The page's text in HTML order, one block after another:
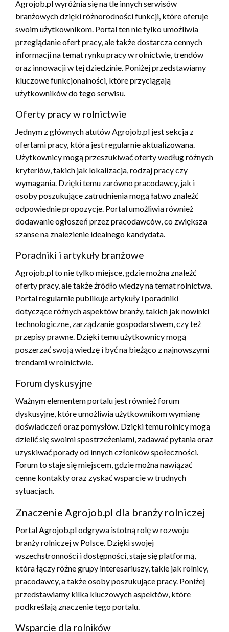
Agrojob.pl wyróżnia się na tle innych serwisów
branżowych dzięki różnorodności funkcji, które oferuje
swoim użytkownikom. Portal ten nie tylko umożliwia
przeglądanie ofert pracy, ale także dostarcza cennych
informacji na temat rynku pracy w rolnictwie, trendów
oraz innowacji w tej dziedzinie. Poniżej przedstawiamy
kluczowe funkcjonalności, które przyciągają
użytkowników do tego serwisu.
Oferty pracy w rolnictwie
Jednym z głównych atutów Agrojob.pl jest sekcja z
ofertami pracy, która jest regularnie aktualizowana.
Użytkownicy mogą przeszukiwać oferty według różnych
kryteriów, takich jak lokalizacja, rodzaj pracy czy
wymagania. Dzięki temu zarówno pracodawcy, jak i
osoby poszukujące zatrudnienia mogą łatwo znaleźć
odpowiednie propozycje. Portal umożliwia również
dodawanie ogłoszeń przez pracodawców, co zwiększa
szanse na znalezienie idealnego kandydata.
Poradniki i artykuły branżowe
Agrojob.pl to nie tylko miejsce, gdzie można znaleźć
oferty pracy, ale także źródło wiedzy na temat rolnictwa.
Portal regularnie publikuje artykuły i poradniki
dotyczące różnych aspektów branży, takich jak nowinki
technologiczne, zarządzanie gospodarstwem, czy też
przepisy prawne. Dzięki temu użytkownicy mogą
poszerzać swoją wiedzę i być na bieżąco z najnowszymi
trendami w rolnictwie.
Forum dyskusyjne
Ważnym elementem portalu jest również forum
dyskusyjne, które umożliwia użytkownikom wymianę
doświadczeń oraz pomysłów. Dzięki temu rolnicy mogą
dzielić się swoimi spostrzeżeniami, zadawać pytania oraz
uzyskiwać porady od innych członków społeczności.
Forum to staje się miejscem, gdzie można nawiązać
cenne kontakty oraz zyskać wsparcie w trudnych
sytuacjach.
Znaczenie Agrojob.pl dla branży rolniczej
Portal Agrojob.pl odgrywa istotną rolę w rozwoju
branży rolniczej w Polsce. Dzięki swojej
wszechstronności i dostępności, staje się platformą,
która łączy różne grupy interesariuszy, takie jak rolnicy,
pracodawcy, a także osoby poszukujące pracy. Poniżej
przedstawiamy kilka kluczowych aspektów, które
podkreślają znaczenie tego portalu.
Wsparcie dla rolników